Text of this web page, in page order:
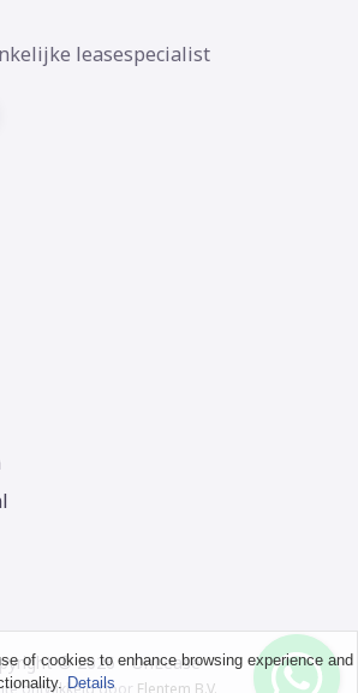
leasespecialist
© 2026 - OnLease
ontwikkeld door Flentem B.V.
of cookies to enhance browsing experience and
Details